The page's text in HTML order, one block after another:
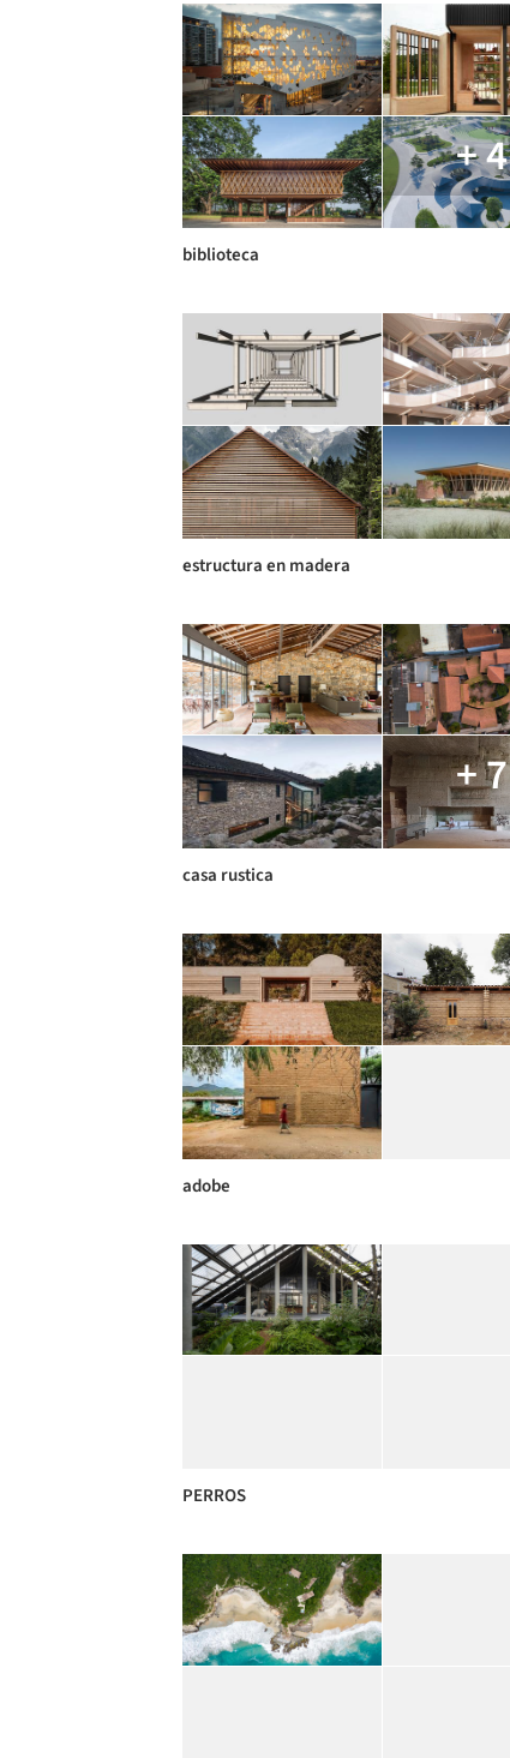
+ 4
biblioteca
estructura en madera
+ 7
casa rustica
adobe
PERROS